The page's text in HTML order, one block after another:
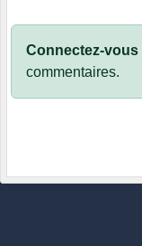
Connectez-vous
commentaires.